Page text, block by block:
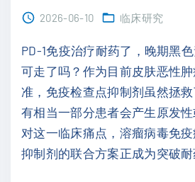
2026-06-10 临床研究
PD-1免疫治疗耐药了，晚期黑
可走了吗？作为目前皮肤恶性
准，免疫检查点抑制剂虽然拯
有相当一部分患者会产生原发
对这一临床痛点，溶瘤病毒免
抑制剂的联合方案正成为突破耐